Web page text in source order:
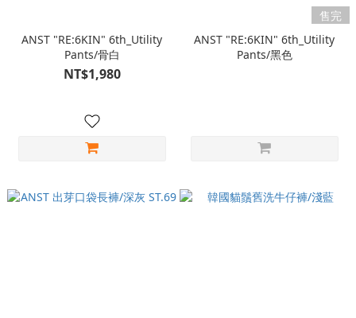
ANST "RE:6KIN" 6th_Utility
Pants/骨白
NT$1,980
售完
ANST "RE:6KIN" 6th_Utility
Pants/黑色